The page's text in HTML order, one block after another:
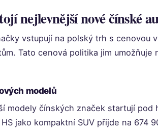
nejlevnější nové čínské
vstupují na polský trh s cenovou
Tato cenová politika jim
modelů
modely čínských značek startují
jako kompaktní SUV přijde na 674